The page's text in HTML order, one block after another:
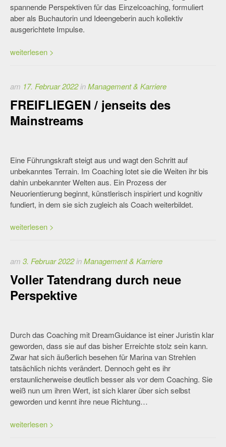
spannende Perspektiven für das Einzelcoaching, formuliert
aber als Buchautorin und Ideengeberin auch kollektiv
ausgerichtete Impulse.
weiterlesen >
am 17. Februar 2022inManagement & Karriere
FREIFLIEGEN / jenseits des
Mainstreams
Eine Führungskraft steigt aus und wagt den Schritt auf
unbekanntes Terrain. Im Coaching lotet sie die Weiten ihr bis
dahin unbekannter Welten aus. Ein Prozess der
Neuorientierung beginnt, künstlerisch inspiriert und kognitiv
fundiert, in dem sie sich zugleich als Coach weiterbildet.
weiterlesen >
am 3. Februar 2022inManagement & Karriere
Voller Tatendrang durch neue
Perspektive
Durch das Coaching mit DreamGuidance ist einer Juristin klar
geworden, dass sie auf das bisher Erreichte stolz sein kann.
Zwar hat sich äußerlich besehen für Marina van Strehlen
tatsächlich nichts verändert. Dennoch geht es ihr
erstaunlicherweise deutlich besser als vor dem Coaching. Sie
weiß nun um ihren Wert, ist sich klarer über sich selbst
geworden und kennt ihre neue Richtung…
weiterlesen >